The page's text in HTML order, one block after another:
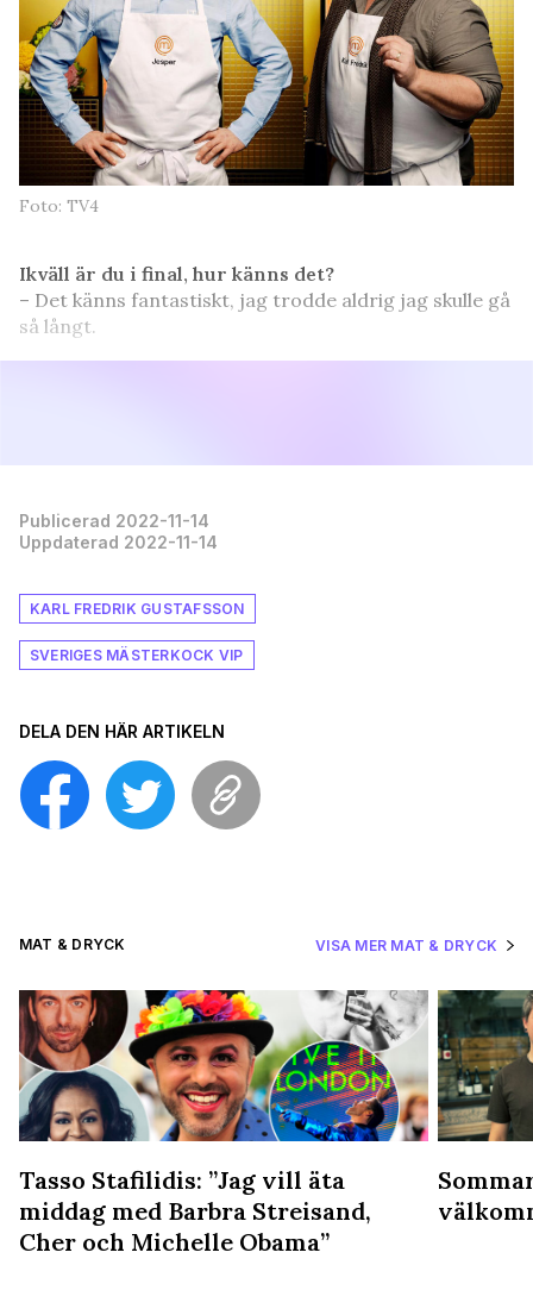
Foto: TV4
Ikväll är du i final, hur känns det?
– Det känns fantastiskt, jag trodde aldrig jag skulle gå
så långt.
Publicerad 2022-11-14
Uppdaterad 2022-11-14
KARL FREDRIK GUSTAFSSON
SVERIGES MÄSTERKOCK VIP
DELA DEN HÄR ARTIKELN
MAT & DRYCK VISA MER MAT & DRYCK
Tasso Stafilidis: ”Jag vill äta
middag med Barbra Streisand,
Cher och Michelle Obama”